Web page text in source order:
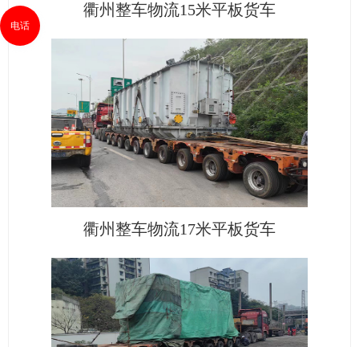
衢州整车物流15米平板货车
衢州整车物流17米平板货车
电话